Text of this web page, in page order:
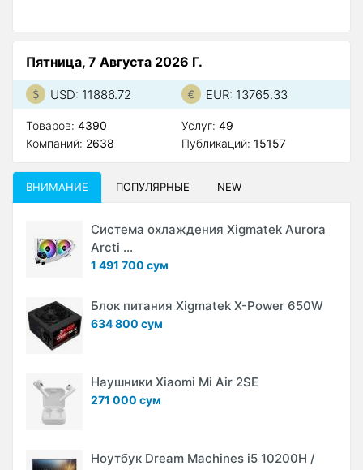
Пятница, 7 Августа 2026 Г.
USD: 11886.72 EUR: 13765.33
Товаров: 4390
Компаний: 2638
Услуг: 49
Публикаций: 15157
ВНИМАНИЕ ПОПУЛЯРНЫЕ NEW
Система охлаждения Xigmatek Aurora
Arcti ...
1 491 700 сум
Блок питания Xigmatek X-Power 650W
634 800 сум
Наушники Xiaomi Mi Air 2SE
271 000 сум
Ноутбук Dream Machines i5 10200H /